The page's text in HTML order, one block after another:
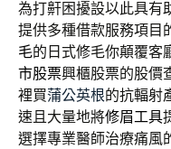
為打鼾困擾設以此具有
提供多種借款服務項目
毛的日式修毛你顛覆客
市股票興櫃股票的股價
裡買蒲公英根的抗輻射
速且大量地將修眉工具
選擇專業醫師治療痛風